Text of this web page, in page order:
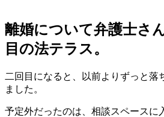
離婚について弁護士さ
目の法テラス。
二回目になると、以前よりずっと落
ました。
予定外だったのは、相談スペースに